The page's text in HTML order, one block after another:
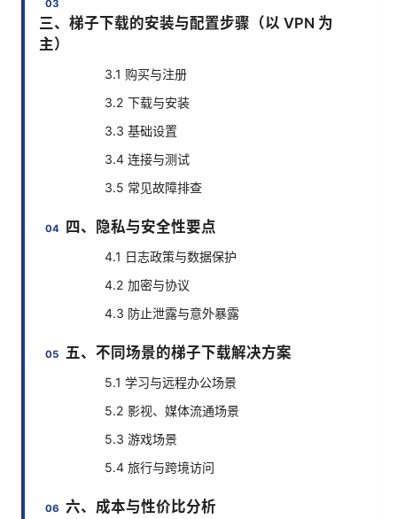
三、梯子下载的安装与配置步骤（以 VPN 为
主）
3.1 购买与注册
3.2 下载与安装
3.3 基础设置
3.4 连接与测试
3.5 常见故障排查
四、隐私与安全性要点
4.1 日志政策与数据保护
4.2 加密与协议
4.3 防止泄露与意外暴露
五、不同场景的梯子下载解决方案
5.1 学习与远程办公场景
5.2 影视、媒体流通场景
5.3 游戏场景
5.4 旅行与跨境访问
六、成本与性价比分析